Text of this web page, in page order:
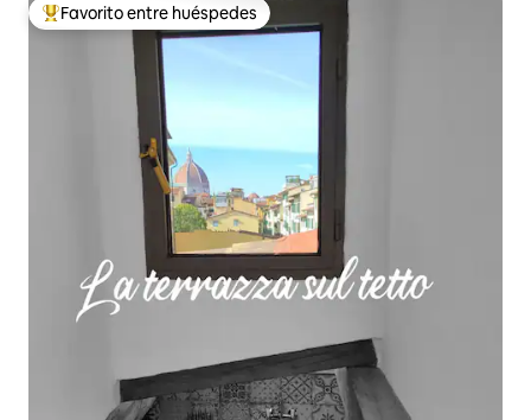
De los mejores en Favorito entre huéspedes
Favorito entre huéspedes